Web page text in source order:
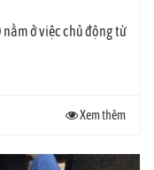
nằm ở việc chủ động từ
Xem thêm